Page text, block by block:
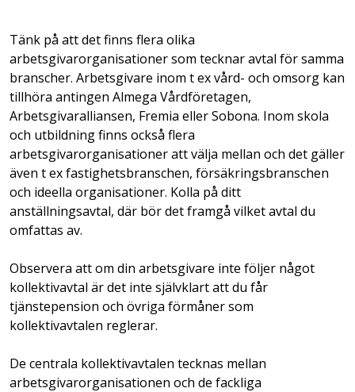
Tänk på att det finns flera olika
arbetsgivarorganisationer som tecknar avtal för samma
branscher. Arbetsgivare inom t ex vård- och omsorg kan
tillhöra antingen Almega Vårdföretagen,
Arbetsgivaralliansen, Fremia eller Sobona. Inom skola
och utbildning finns också flera
arbetsgivarorganisationer att välja mellan och det gäller
även t ex fastighetsbranschen, försäkringsbranschen
och ideella organisationer. Kolla på ditt
anställningsavtal, där bör det framgå vilket avtal du
omfattas av.
Observera att om din arbetsgivare inte följer något
kollektivavtal är det inte självklart att du får
tjänstepension och övriga förmåner som
kollektivavtalen reglerar.
De centrala kollektivavtalen tecknas mellan
arbetsgivarorganisationen och de fackliga